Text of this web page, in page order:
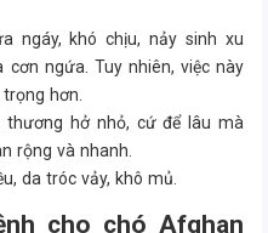
ngáy, khó chịu, nảy sinh xu
cơn ngứa. Tuy nhiên, việc này
hơn.
thương hở nhỏ, cứ để lâu mà
rộng và nhanh.
da tróc vảy, khô mủ.
cho chó Afghan